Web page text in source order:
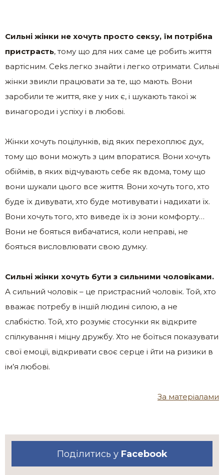
Сильні жінки не хочуть просто секsу, їм потрібна
пристрасть, тому що для них саме це робить життя
вартісним. Сеks легко знайти і легко отримати. Сильні
жінки звикли працювати за те, що мають. Вони
заробили те життя, яке у них є, і шукають такої ж
винагороди і успіху і в любові.
Жінки хочуть поцілунків, від яких перехоплює дух,
тому що вони можуть з цим впоратися. Вони хочуть
обіймів, в яких відчувають себе як вдома, тому що
вони шукали цього все життя. Вони хочуть того, хто
буде їх дивувати, хто буде мотивувати і надихати їх.
Вони хочуть того, хто виведе їх із зони комфорту…
Вони не бояться вибачатися, коли неправі, не
бояться висловлювати свою думку.
Сильні жінки хочуть бути з сильними чоловіками.
А сильний чоловік – це пристрасний чоловік. Той, хто
вважає потребу в іншій людині силою, а не
слабкістю. Той, хто розуміє стосунки як відкрите
спілкування і міцну дружбу. Хто не боїться показувати
свої емоції, відкривати своє серце і йти на ризики в
ім’я любові.
За матеріалами
Поділитись у Facebook